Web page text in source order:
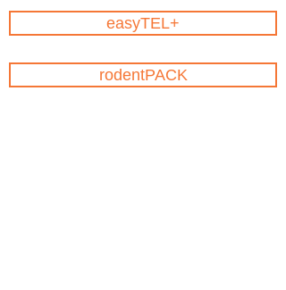
easyTEL+
rodentPACK